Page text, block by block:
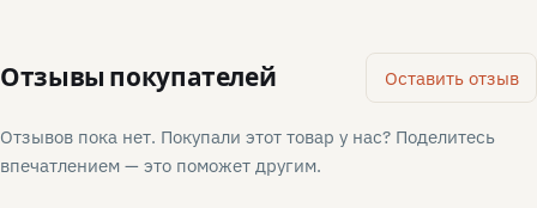
Отзывы покупателей Оставить отзыв
Отзывов пока нет. Покупали этот товар у нас? Поделитесь
впечатлением — это поможет другим.